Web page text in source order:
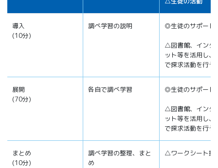
導入
(10分)
調べ学習の説明 ◎生徒のサポート
△図書館、インタ
ット等を活用し、
で探求活動を行う
展開
(70分)
各自で調べ学習 ◎生徒のサポート
△図書館、インタ
ット等を活用し、
で探求活動を行う
まとめ
(10分)
調べ学習の整理、まと
め
△ワークシート提